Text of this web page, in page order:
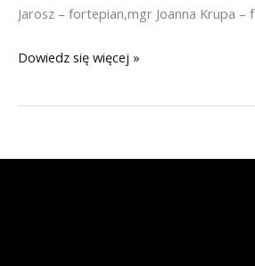
Jarosz – fortepian,mgr Joanna Krupa –
Dyrekcja
nauczyciele
Dowiedz się więcej »